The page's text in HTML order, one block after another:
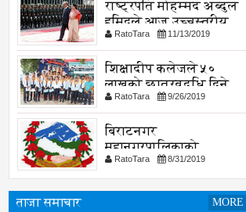
राष्ट्रपति मोहम्मद अब्दुल
हमिदले आज उच्चस्तरीय
भेटवार्ता गर्नु हुदै,
RatoTara 11/13/2019
शिक्षादीप कलेजले ५०
लाखको छात्रवृद्धि दिने
घोषणा
RatoTara 9/26/2019
बिराटनगर
महानगरपालिकाको
सार्वजनिक -सुचना
RatoTara 8/31/2019
ताजा समाचार MORE